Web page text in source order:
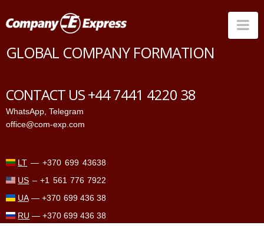
Prices
Why us
GLOBAL COMPANY FORMATION
CONTACT US +44 7441 4220 38
WhatsApp ,Telegram
office@com-exp.com
LT —+370 699 43638
US –+1 561 776 7922
UA—+370 699 436 38
RU —+370 699 436 38